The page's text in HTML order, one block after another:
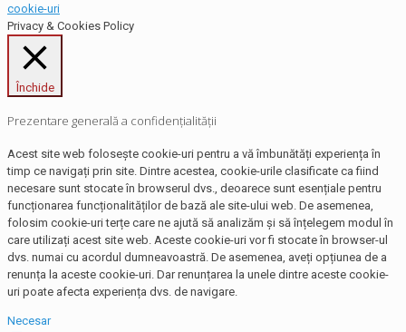
cookie-uri
Privacy & Cookies Policy
Închide
Prezentare generală a confidențialității
Acest site web folosește cookie-uri pentru a vă îmbunătăți experiența în
timp ce navigați prin site. Dintre acestea, cookie-urile clasificate ca fiind
necesare sunt stocate în browserul dvs., deoarece sunt esențiale pentru
funcționarea funcționalităților de bază ale site-ului web. De asemenea,
folosim cookie-uri terțe care ne ajută să analizăm și să înțelegem modul în
care utilizați acest site web. Aceste cookie-uri vor fi stocate în browser-ul
dvs. numai cu acordul dumneavoastră. De asemenea, aveți opțiunea de a
renunța la aceste cookie-uri. Dar renunțarea la unele dintre aceste cookie-
uri poate afecta experiența dvs. de navigare.
Necesar